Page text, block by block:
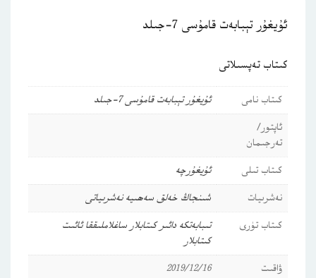
ئۇيغۇر تېبابەت قامۇسى 7-جىلد
كىتاب تەپسىلاتى
كىتاب نامى
ئۇيغۇر تېبابەت قامۇسى 7-جىلد
ئاپتور/
تەرجىمان
كىتاب تىلى
ئۇيغۇرچە
نەشرىيات
شىنجاڭ خەلق سەھىيە نەشرىياتى
كىتاب تۈرى
تىبابەتكە دائىر كىتابلار ساغلاملىققا ئائىت
كىتابلار
ۋاقىت
2019/12/16